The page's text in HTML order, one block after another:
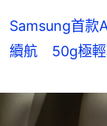
Samsung首款
續航 50g極